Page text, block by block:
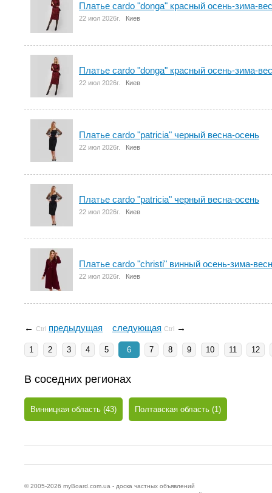
Платье cardo "donga" красный осень-зима-
22 июл 2026г. Киев
Платье cardo "donga" красный осень-зима-
22 июл 2026г. Киев
Платье cardo "patricia" черный весна-осень
22 июл 2026г. Киев
Платье cardo "patricia" черный весна-осень
22 июл 2026г. Киев
Платье cardo "christi" винный осень-зима-
22 июл 2026г. Киев
← Ctrl предыдущая следующая Ctrl →
1 2 3 4 5 6 7 8 9 10 11 12
В соседних регионах
Винницкая область (43) Полтавская область (1)
© 2005-2026 myBoard.com.ua - доска частных объявлений